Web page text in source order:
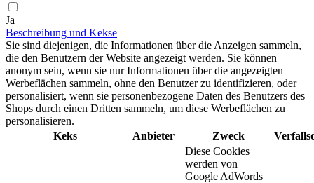
Ja
Beschreibung und Kekse
Sie sind diejenigen, die Informationen über die Anzeigen sammeln,
die den Benutzern der Website angezeigt werden. Sie können
anonym sein, wenn sie nur Informationen über die angezeigten
Werbeflächen sammeln, ohne den Benutzer zu identifizieren, oder
personalisiert, wenn sie personenbezogene Daten des Benutzers des
Shops durch einen Dritten sammeln, um diese Werbeflächen zu
personalisieren.
Keks
Anbieter Zweck
Diese Cookies
werden von
Google AdWords